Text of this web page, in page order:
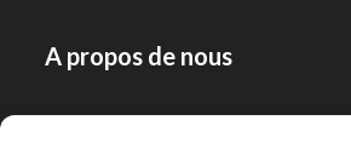
A propos de nous
Notre histoire